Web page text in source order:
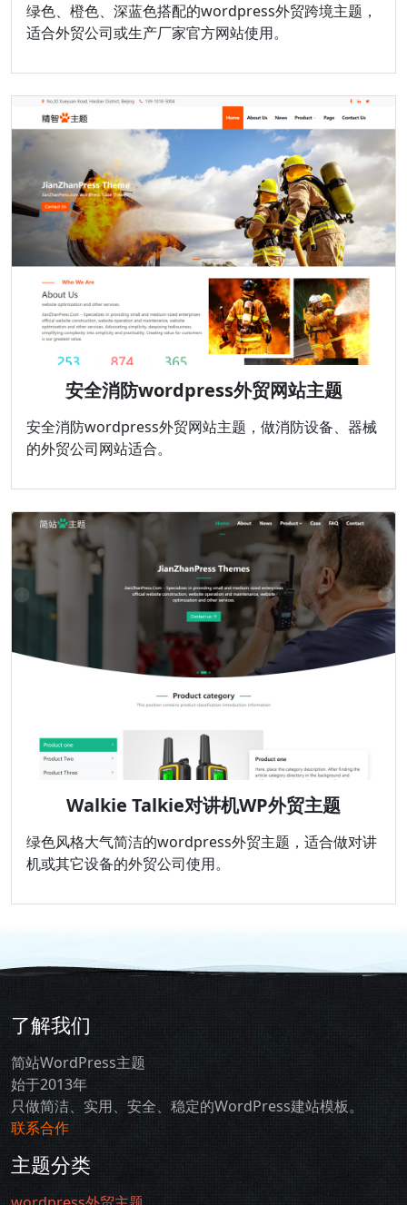
绿色、橙色、深蓝色搭配的wordpress外贸跨境主题，
适合外贸公司或生产厂家官方网站使用。
安全消防wordpress外贸网站主题
安全消防wordpress外贸网站主题，做消防设备、器械
的外贸公司网站适合。
Walkie Talkie对讲机WP外贸主题
绿色风格大气简洁的wordpress外贸主题，适合做对讲
机或其它设备的外贸公司使用。
了解我们
简站WordPress主题
始于2013年
只做简洁、实用、安全、稳定的WordPress建站模板。
联系合作
主题分类